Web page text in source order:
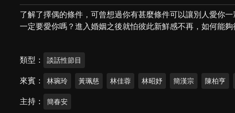
了解了擇偶的條件，可曾想過你有甚麼條件可以讓別人愛你
一定要愛你嗎？進入婚姻之後就怕彼此新鮮感不再，如何能
類型 談話性節目
來賓 林琬玲 黃珮慈 林佳蓉 林昭妤 簡漢宗 陳柏亨
主持 簡春安